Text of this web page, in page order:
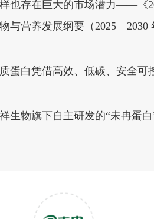
也存在巨大的市场潜力——《
与营养发展纲要（
蛋白凭借高效、低碳、安全
生物旗下自主研发的“未冉蛋